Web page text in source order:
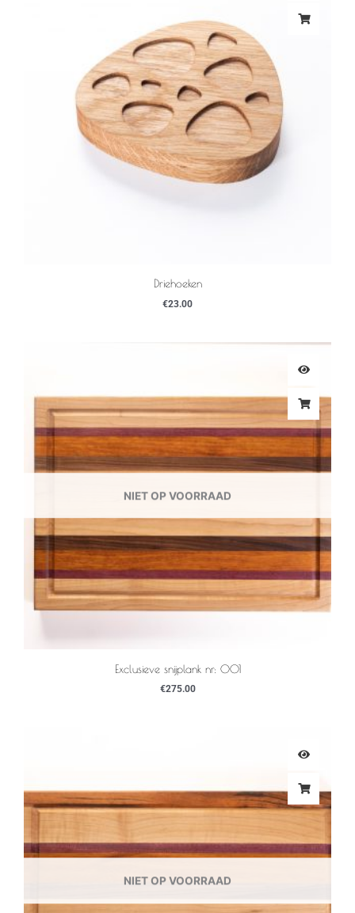
Driehoeken
€23.00
NIET OP VOORRAAD
Exclusieve snijplank nr: 001
€275.00
NIET OP VOORRAAD